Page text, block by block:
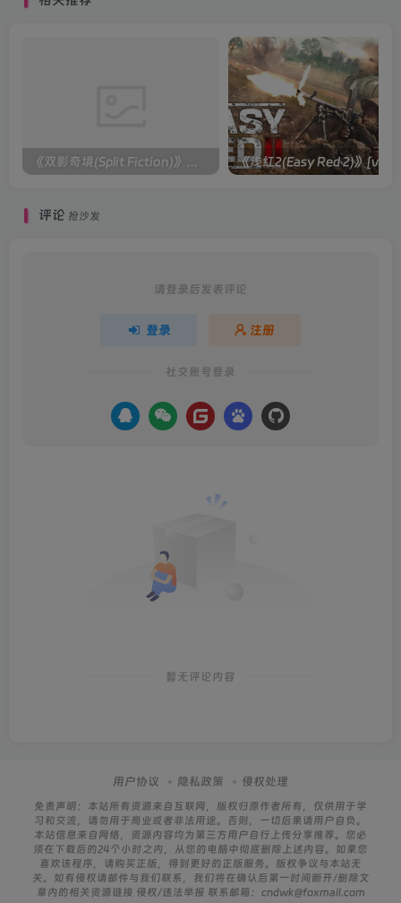
评论 抢沙发
请登录后发表评论
登录 注册
社交账号登录
暂无评论内容
用户协议 隐私政策 侵权处理
免责声明：本站所有资源来自互联网，版权归原作者所有，仅供用于学
习和交流，请勿用于商业或者非法用途。否则，一切后果请用户自负。
本站信息来自网络，资源内容均为第三方用户自行上传分享推荐。您必
须在下载后的24个小时之内，从您的电脑中彻底删除上述内容。如果您
喜欢该程序，请购买正版，得到更好的正版服务。版权争议与本站无
关。如有侵权请邮件与我们联系，我们将在确认后第一时间断开/删除文
章内的相关资源链接 侵权/违法举报 联系邮箱：cndwk@foxmail.com